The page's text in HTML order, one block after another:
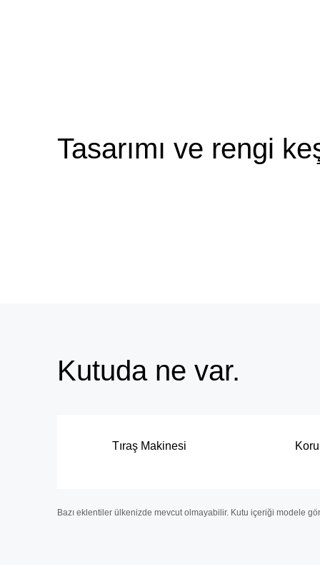
Tasarımı ve rengi
Kutuda ne var.
Tıraş Makinesi
Bazı eklentiler ülkenizde mevcut olmayabilir. Kutu içeriği modele